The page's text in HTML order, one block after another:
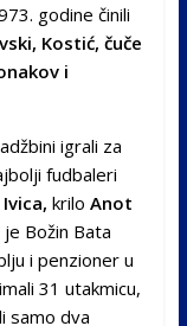
godine činili
Kostić, čuče
i
igrali za
fudbaleri
Ivica, krilo Anot
Božin Bata
i penzioner u
31 utakmicu,
samo dva